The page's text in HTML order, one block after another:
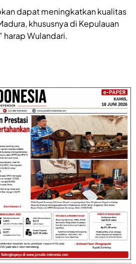
dapat meningkatkan kualitas
khususnya di Kepulauan
harap Wulandari.